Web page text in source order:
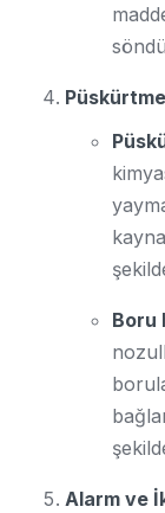
Boru
Alarm ve